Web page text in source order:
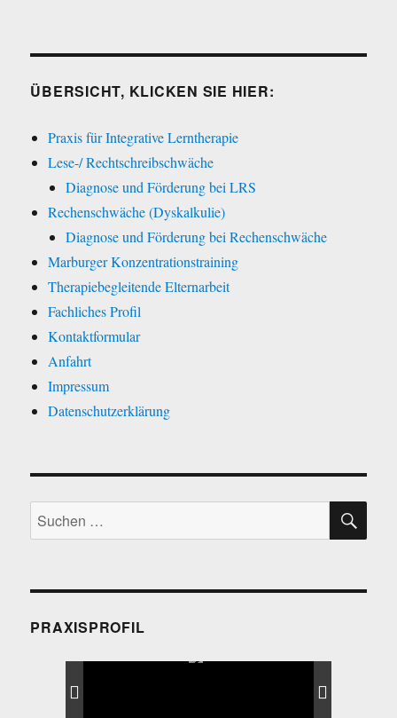
ÜBERSICHT, KLICKEN SIE HIER:
Praxis für Integrative Lerntherapie
Lese-/ Rechtschreibschwäche
Diagnose und Förderung bei LRS
Rechenschwäche (Dyskalkulie)
Diagnose und Förderung bei Rechenschwäche
Marburger Konzentrationstraining
Therapiebegleitende Elternarbeit
Fachliches Profil
Kontaktformular
Anfahrt
Impressum
Datenschutzerklärung
Suche
nach:
PRAXISPROFIL